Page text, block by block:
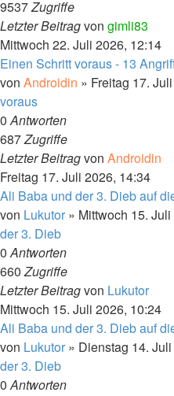
9537Zugriffe
Letzter Beitragvon gimli83
Mittwoch 22. Juli 2026, 12:14
Einen Schritt voraus - 13
von Androidin » Freitag 17.
voraus
0Antworten
687Zugriffe
Letzter Beitragvon Androidin
Freitag 17. Juli 2026, 14:34
Ali Baba und der 3. Dieb auf
von Lukutor » Mittwoch 15.
der 3. Dieb
0Antworten
660Zugriffe
Letzter Beitragvon Lukutor
Mittwoch 15. Juli 2026, 10:24
Ali Baba und der 3. Dieb auf
von Lukutor » Dienstag 14.
der 3. Dieb
0Antworten